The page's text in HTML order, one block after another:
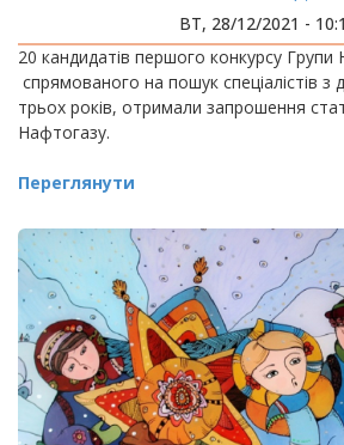
ВТ, 28/12/2021 -
20 кандидатів першого конкурсу Групи
спрямованого на пошук спеціалістів
трьох років, отримали запрошення
Нафтогазу.
Переглянути